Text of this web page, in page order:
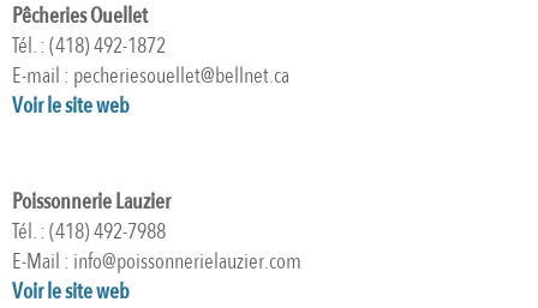
Pêcheries Ouellet
Tél. : (418) 492-1872
E-mail : pecheriesouellet@bellnet.ca
Voir le site web
Poissonnerie Lauzier
Tél. : (418) 492-7988
E-Mail : info@poissonnerielauzier.com
Voir le site web